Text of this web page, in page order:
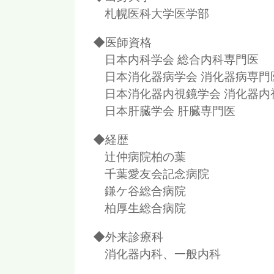
札幌医科大学医学部
◆医師資格
日本内科学会 総合内科専門医
日本消化器病学会 消化器病専門
日本消化器内視鏡学会 消化器内
日本肝臓学会 肝臓専門医
◆経歴
辻仲病院柏の葉
千葉愛友会記念病院
鎌ケ谷総合病院
柏厚生総合病院
◆外来診療科
消化器内科、一般内科